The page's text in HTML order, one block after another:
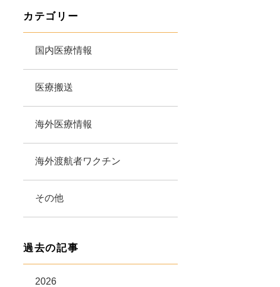
カテゴリー
国内医療情報
医療搬送
海外医療情報
海外渡航者ワクチン
その他
過去の記事
2026